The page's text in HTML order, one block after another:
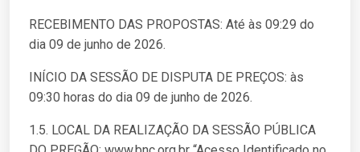
RECEBIMENTO DAS PROPOSTAS: Até às 09:29 do
dia 09 de junho de 2026.
INÍCIO DA SESSÃO DE DISPUTA DE PREÇOS: às
09:30 horas do dia 09 de junho de 2026.
1.5. LOCAL DA REALIZAÇÃO DA SESSÃO PÚBLICA